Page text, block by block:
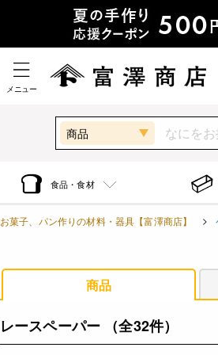
メニュー
商品
食品・食材
お菓子、パン作りの材料・器具【富澤商店】
商品
レースペーパー （全32件）